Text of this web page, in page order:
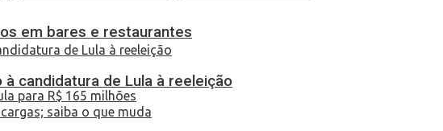
em bares e restaurantes
candidatura de Lula à reeleição